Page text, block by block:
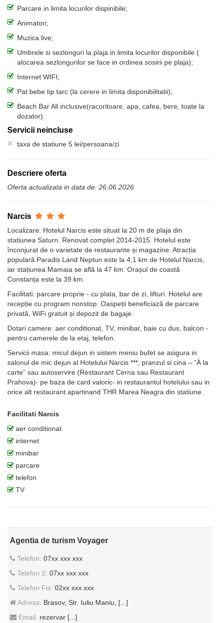
Parcare in limita locurilor dispinibile;
Animatori;
Muzica live;
Umbrele si sezlonguri la plaja in limita locurilor disponibile (
alocarea sezlongurilor se face in ordinea sosirii pe plaja);
Internet WIFI;
Pat bebe tip tarc (la cerere in limita disponibilitatii);
Beach Bar All inclusive(racoritoare, apa, cafea, bere, toate la
dozator).
Servicii neincluse
taxa de statiune 5 lei/persoana/zi
Descriere oferta
Oferta actualizata in data de: 26.06.2026
Narcis
Localizare: Hotelul Narcis este situat la 20 m de plaja din
statiunea Saturn. Renovat complet 2014-2015. Hotelul este
înconjurat de o varietate de restaurante și magazine. Atracția
populară Paradis Land Neptun este la 4,1 km de Hotelul Narcis,
iar stațiunea Mamaia se află la 47 km. Orașul de coastă
Constanța este la 39 km.
Facilitati: parcare proprie - cu plata, bar de zi, lifturi. Hotelul are
recepție cu program nonstop. Oaspeții beneficiază de parcare
privată, WiFi gratuit și depozit de bagaje.
Dotari camere: aer conditionat, TV, minibar, baie cu dus, balcon -
pentru camerele de la etaj, telefon.
Servicii masa: micul dejun in sistem meniu bufet se asigura in
salonul de mic dejun al Hotelului Narcis ***, pranzul si cina – “À la
carte” sau autoservire (Restaurant Cerna sau Restaurant
Prahova)- pe baza de card valoric- in restaurantul hotelului sau in
orice alt restaurant apartinand THR Marea Neagra din statiune.
Facilitati Narcis
aer conditionat
internet
minibar
parcare
telefon
TV
Agentia de turism Voyager
Telefon: 07xx xxx xxx
Telefon 2: 07xx xxx xxx
Telefon Fix: 02xx xxx xxx
Adresa: Brasov, Str. Iuliu Maniu, [...]
Email: rezervar [...]